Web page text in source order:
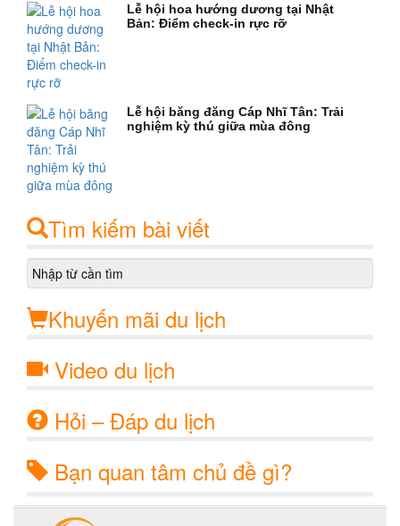
Lễ hội hoa hướng dương tại Nhật
Bản: Điểm check-in rực rỡ
Lễ hội băng đăng Cáp Nhĩ Tân: Trải
nghiệm kỳ thú giữa mùa đông
Tìm kiếm bài viết
Khuyến mãi du lịch
Video du lịch
Hỏi – Đáp du lịch
Bạn quan tâm chủ đề gì?